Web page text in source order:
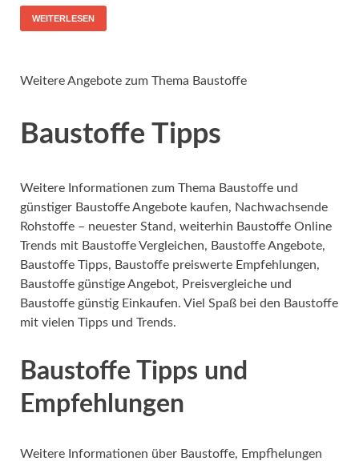
WEITERLESEN
Weitere Angebote zum Thema Baustoffe
Baustoffe Tipps
Weitere Informationen zum Thema Baustoffe und
günstiger Baustoffe Angebote kaufen, Nachwachsende
Rohstoffe – neuester Stand, weiterhin Baustoffe Online
Trends mit Baustoffe Vergleichen, Baustoffe Angebote,
Baustoffe Tipps, Baustoffe preiswerte Empfehlungen,
Baustoffe günstige Angebot, Preisvergleiche und
Baustoffe günstig Einkaufen. Viel Spaß bei den Baustoffe
mit vielen Tipps und Trends.
Baustoffe Tipps und
Empfehlungen
Weitere Informationen über Baustoffe, Empfhelungen